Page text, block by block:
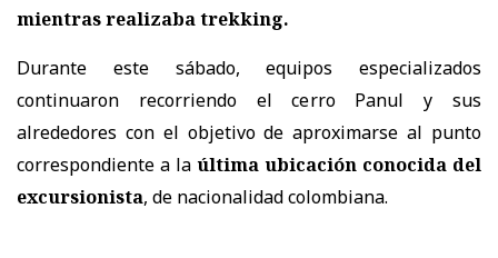
mientras realizaba trekking.
Durante este sábado, equipos especializados
continuaron recorriendo el cerro Panul y sus
alrededores con el objetivo de aproximarse al punto
correspondiente a la última ubicación conocida del
excursionista, de nacionalidad colombiana.